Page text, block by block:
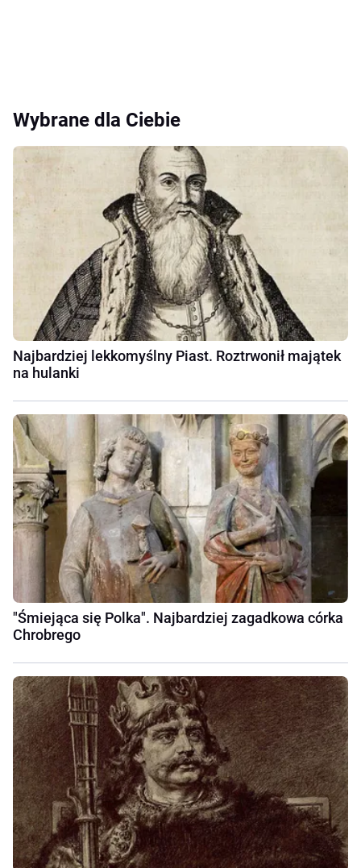
Wybrane dla Ciebie
Najbardziej lekkomyślny Piast. Roztrwonił majątek
na hulanki
"Śmiejąca się Polka". Najbardziej zagadkowa córka
Chrobrego